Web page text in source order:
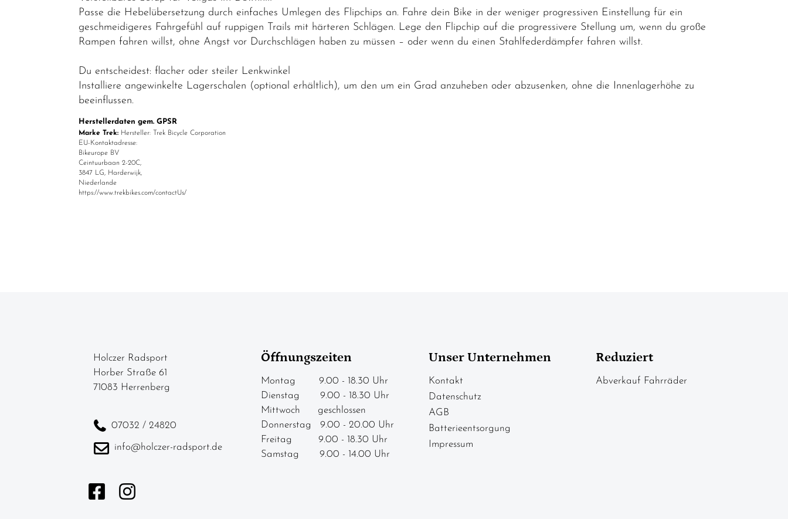
Passe die Hebelübersetzung durch einfaches Umlegen des Flipchips an. Fahre dein Bike in der weniger progressiven Einstellung für ein
geschmeidigeres Fahrgefühl auf ruppigen Trails mit härteren Schlägen. Lege den Flipchip auf die progressivere Stellung um, wenn du große
Rampen fahren willst, ohne Angst vor Durchschlägen haben zu müssen – oder wenn du einen Stahlfederdämpfer fahren willst.
Du entscheidest: flacher oder steiler Lenkwinkel
Installiere angewinkelte Lagerschalen (optional erhältlich), um den um ein Grad anzuheben oder abzusenken, ohne die Innenlagerhöhe zu
beeinflussen.
Herstellerdaten gem. GPSR
Marke Trek: Hersteller: Trek Bicycle Corporation
EU-Kontaktadresse:
Bikeurope BV
Ceintuurbaan 2-20C,
3847 LG, Harderwijk,
Niederlande
https://www.trekbikes.com/contactUs/
Holczer Radsport
Horber Straße 61
71083 Herrenberg
07032 / 24820
info@holczer-radsport.de
Öffnungszeiten
Montag 9.00 - 18.30 Uhr
Dienstag 9.00 - 18.30 Uhr
Mittwoch geschlossen
Donnerstag 9.00 - 20.00 Uhr
Freitag 9.00 - 18.30 Uhr
Samstag 9.00 - 14.00 Uhr
Unser Unternehmen
Kontakt
Datenschutz
AGB
Batterieentsorgung
Impressum
Reduziert
Abverkauf Fahrräder